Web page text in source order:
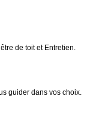
de toit et Entretien.
guider dans vos choix.